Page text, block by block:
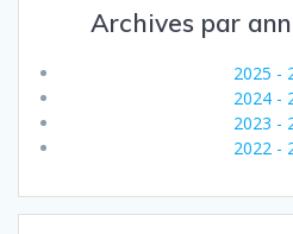
Archives par
2025 -
2024 -
2023 -
2022 -